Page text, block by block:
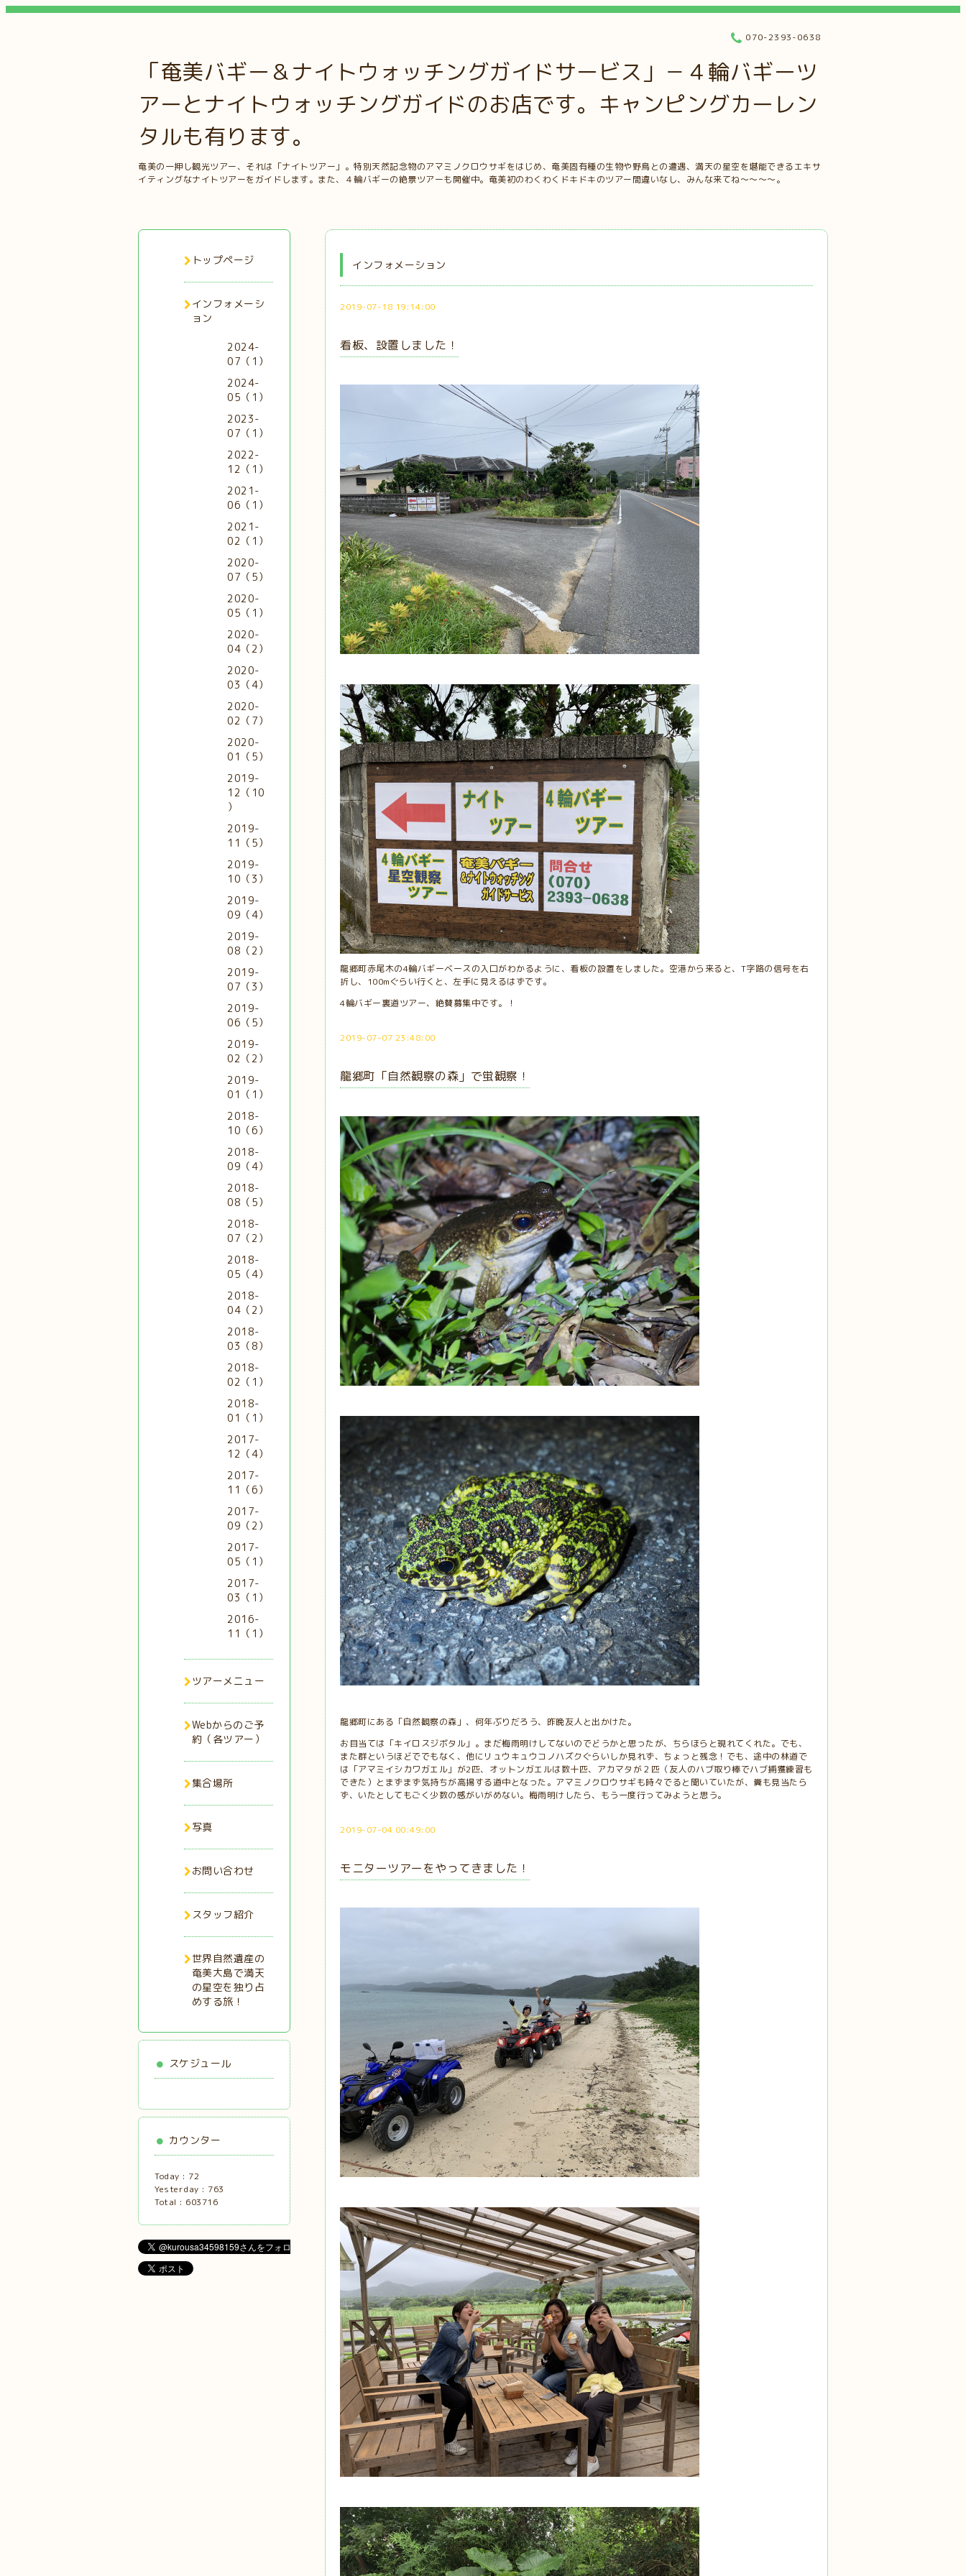
「奄美バギー＆ナイトウォッチングガイドサービス」－４輪バギーツ
アーとナイトウォッチングガイドのお店です。キャンピングカーレン
タルも有ります。
奄美の一押し観光ツアー、それは「ナイトツアー」。特別天然記念物のアマミノクロウサギをはじめ、奄美固有種の生物や野鳥との遭遇、満天の星空を堪能できるエキサ
イティングなナイトツアーをガイドします。また、４輪バギーの絶景ツアーも開催中。奄美初のわくわくドキドキのツアー間違いなし、みんな来てね～～～～。
070-2393-0638
インフォメーション
2019-07-18 19:14:00
看板、設置しました！
龍郷町赤尾木の4輪バギーベースの入口がわかるように、看板の設置をしました。空港から来ると、T字路の信号を右
折し、100mぐらい行くと、左手に見えるはずです。
4輪バギー裏道ツアー、絶賛募集中です。！
2019-07-07 23:48:00
龍郷町「自然観察の森」で蛍観察！
龍郷町にある「自然観察の森」、何年ぶりだろう、昨晩友人と出かけた。
お目当ては「キイロスジボタル」。まだ梅雨明けしてないのでどうかと思ったが、ちらほらと現れてくれた。でも、
また群というほどででもなく、他にリュウキュウコノハズクぐらいしか見れず、ちょっと残念！でも、途中の林道で
は「アマミイシカワガエル」が2匹、オットンガエルは数十匹、アカマタが２匹（友人のハブ取り棒でハブ捕獲練習も
できた）とまずまず気持ちが高揚する道中となった。アマミノクロウサギも時々でると聞いていたが、糞も見当たら
ず、いたとしてもごく少数の感がいがめない。梅雨明けしたら、もう一度行ってみようと思う。
2019-07-04 00:49:00
モニターツアーをやってきました！
トップページ
インフォメーシ
ョン
2024-
07（1）
2024-
05（1）
2023-
07（1）
2022-
12（1）
2021-
06（1）
2021-
02（1）
2020-
07（5）
2020-
05（1）
2020-
04（2）
2020-
03（4）
2020-
02（7）
2020-
01（5）
2019-
12（10
）
2019-
11（5）
2019-
10（3）
2019-
09（4）
2019-
08（2）
2019-
07（3）
2019-
06（5）
2019-
02（2）
2019-
01（1）
2018-
10（6）
2018-
09（4）
2018-
08（5）
2018-
07（2）
2018-
05（4）
2018-
04（2）
2018-
03（8）
2018-
02（1）
2018-
01（1）
2017-
12（4）
2017-
11（6）
2017-
09（2）
2017-
05（1）
2017-
03（1）
2016-
11（1）
ツアーメニュー
Webからのご予
約（各ツアー）
集合場所
写真
お問い合わせ
スタッフ紹介
世界自然遺産の
奄美大島で満天
の星空を独り占
めする旅！
スケジュール
カウンター
Today : 72
Yesterday : 763
Total : 603716